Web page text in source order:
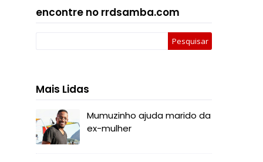
encontre no rrdsamba.com
Mais Lidas
Mumuzinho ajuda marido da
ex-mulher